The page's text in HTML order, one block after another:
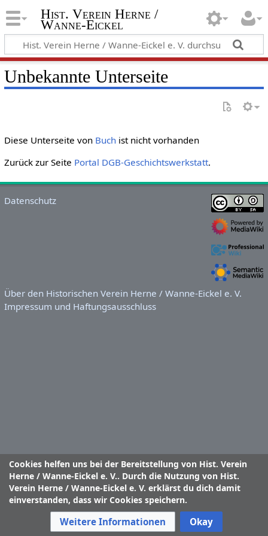
Hist. Verein Herne /
Wanne-Eickel
Unbekannte Unterseite
Diese Unterseite von Buchist nicht vorhanden
Zurück zur Seite Portal DGB-Geschichtswerkstatt.
Cookies helfen uns bei der Bereitstellung von Hist. Verein
Herne / Wanne-Eickel e. V.. Durch die Nutzung von Hist.
Verein Herne / Wanne-Eickel e. V. erklärst du dich damit
einverstanden, dass wir Cookies speichern.
Weitere Informationen Okay
Datenschutz
Über den Historischen Verein Herne / Wanne-Eickel e. V.
Impressum und Haftungsausschluss